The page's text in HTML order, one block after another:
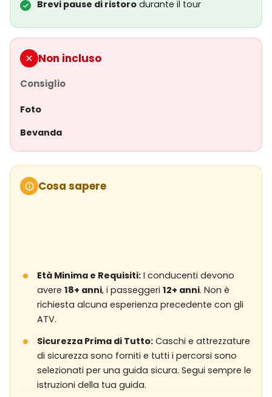
Brevi pause di ristoro durante il tour
Non incluso
Consiglio
Foto
Bevanda
Cosa sapere
Età Minima e Requisiti: I conducenti devono
avere 18+ anni, i passeggeri 12+ anni. Non è
richiesta alcuna esperienza precedente con gli
ATV.
Sicurezza Prima di Tutto: Caschi e attrezzature
di sicurezza sono forniti e tutti i percorsi sono
selezionati per una guida sicura. Segui sempre le
istruzioni della tua guida.